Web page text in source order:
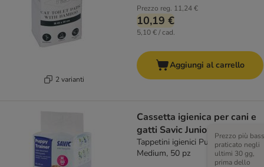
2 varianti
Prezzo reg. 11,24 €
10,19 €
5,10 € / cad.
Aggiungi al carrello
Cassetta igienica per cani e
gatti Savic Junior - 56 cm
Tappetini igienici Puppy Trainer
Medium, 50 pz
Prezzo più
praticato negli
ultimi 30 gg,
prima dello